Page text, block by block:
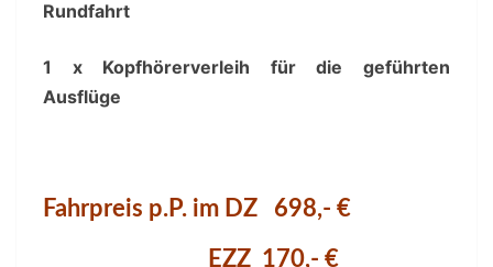
Rundfahrt
1 x Kopfhörerverleih für die geführten
Ausflüge
Fahrpreis p.P. im DZ 698,- €
EZZ 170,- €